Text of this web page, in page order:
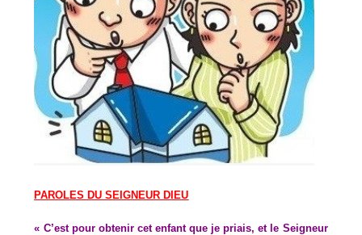
PAROLES DU SEIGNEUR DIEU
« C’est pour obtenir cet enfant que je priais, et le Seigneur